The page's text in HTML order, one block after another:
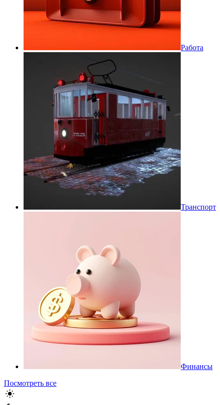
Работа
Транспорт
Финансы
Посмотреть все